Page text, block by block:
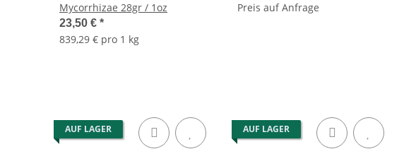
Mycorrhizae 28gr / 1oz
23,50 € *
839,29 € pro 1 kg
Preis auf Anfrage
AUF LAGER AUF LAGER